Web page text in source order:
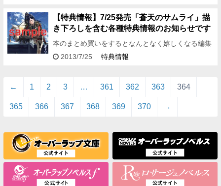
人だった！ ………
【特典情報】7/25発売「蒼天のサムライ」描
き下ろしを含む各種特典情報のお知らせです
本のまとめ買いをするとなんとなく嬉しくなる編集
Kです。 まとめてでも個別でも、冊数は変わらない
2013/7/25 特典情報
← 1 2 3 … 361 362 363 364
365 366 367 368 369 370 →